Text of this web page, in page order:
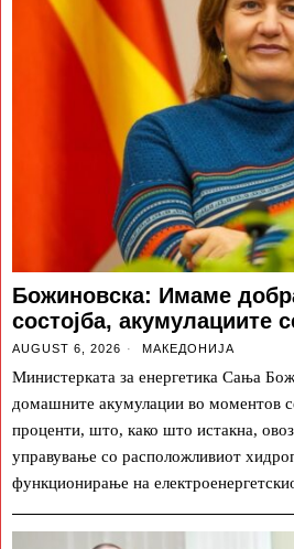
Божиновска: Имаме
состојба, акумулациите
AUGUST 6, 2026 МАКЕДОНИЈА
Министерката за енергетика Сања
домашните акумулации во моментов
проценти, што, како што истакна,
управување со расположливиот
функционирање на